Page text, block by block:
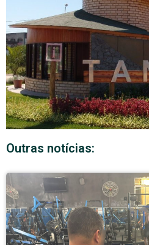
Outras notícias: